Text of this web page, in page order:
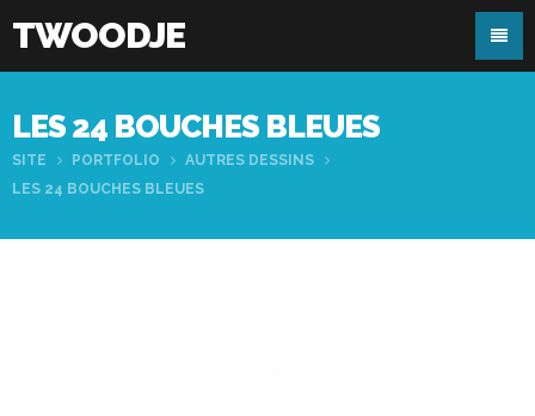
TWOODJE
LES 24 BOUCHES BLEUES
SITE PORTFOLIO
AUTRES DESSINS
LES 24 BOUCHES BLEUES